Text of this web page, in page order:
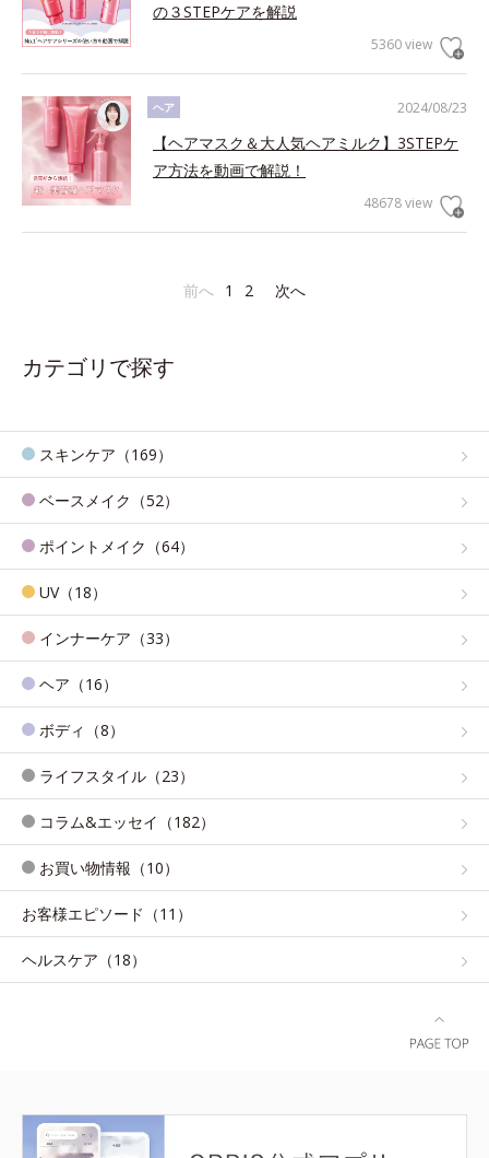
の３STEPケアを解説
5360 view
2024/08/23
ヘア
【ヘアマスク＆大人気ヘアミルク】3STEPケ
ア方法を動画で解説！
48678 view
前へ 1 2 次へ
カテゴリで探す
スキンケア（169）
ベースメイク（52）
ポイントメイク（64）
UV（18）
インナーケア（33）
ヘア（16）
ボディ（8）
ライフスタイル（23）
コラム&エッセイ（182）
お買い物情報（10）
お客様エピソード（11）
ヘルスケア（18）